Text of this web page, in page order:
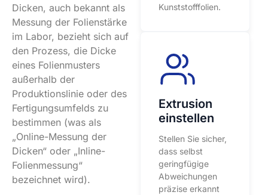
Dicken, auch bekannt als
Messung der Folienstärke
im Labor, bezieht sich auf
den Prozess, die Dicke
eines Folienmusters
außerhalb der
Produktionslinie oder des
Fertigungsumfelds zu
bestimmen (was als
„Online-Messung der
Dicken“ oder „Inline-
Folienmessung“
bezeichnet wird).
Kunststofffolien.
Extrusion
einstellen
Stellen Sie sicher,
dass selbst
geringfügige
Abweichungen
präzise erkannt